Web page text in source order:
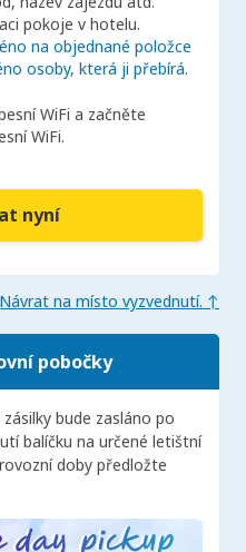
pokoje v hotelu.
na objednané položce
osoby, která ji přebírá.
WiFi a začněte
WiFi.
nyní
Návrat na místo vyzvednutí. ↑
pobočky
bude zasláno po
balíčku na určené letištní
doby předložte